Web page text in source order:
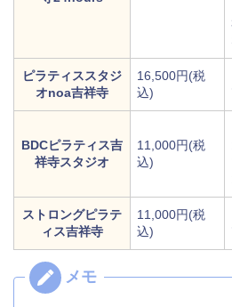
ピラティススタジ
オnoa吉祥寺
16,500円(税
込)
BDCピラティス吉
祥寺スタジオ
11,000円(税
込)
ストロングピラテ
ィス吉祥寺
11,000円(税
込)